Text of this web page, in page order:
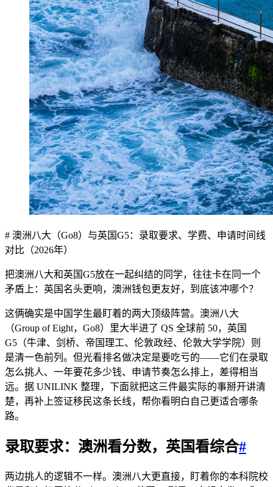
# 澳洲八大（Go8）与英国G5：录取要求、学费、申请时间线
对比（2026年）
把澳洲八大和英国G5放在一起纠结的同学，往往卡在同一个
矛盾上：英国名头更响，澳洲钱包更友好，到底该冲哪个？
这俩确实是中国学生最盯着的两大顶级阵营。澳洲八大
（Group of Eight，Go8）里大半进了 QS 全球前 50，英国
G5（牛津、剑桥、帝国理工、伦敦政经、伦敦大学学院）则
是清一色前列。但光看排名做决定是要吃亏的——它们在录取
怎么挑人、一年要花多少钱、申请节奏怎么排上，差得相当
远。据 UNILINK 整理，下面就把这三件最实际的事掰开讲清
楚，再补上签证移民这条长线，帮你看明白自己更适合哪条
路。
录取要求：澳洲看分数，英国看综合#
两边挑人的逻辑不一样。澳洲八大更直接，盯着你的本科院校